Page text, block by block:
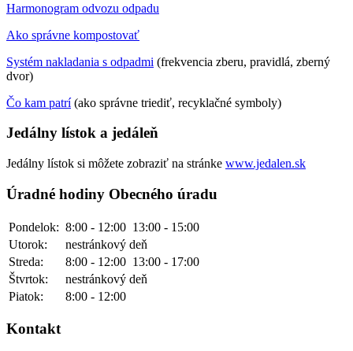
Harmonogram odvozu odpadu
Ako správne kompostovať
Systém nakladania s odpadmi (frekvencia zberu, pravidlá, zberný
dvor)
Čo kam patrí(ako správne triediť, recyklačné symboly)
Jedálny lístok a jedáleň
Jedálny lístok si môžete zobraziť na stránke www.jedalen.sk
Úradné hodiny Obecného úradu
Pondelok: 8:00 - 12:00 13:00 - 15:00
Utorok:
nestránkový deň
Streda:
8:00 - 12:00 13:00 - 17:00
Štvrtok:
nestránkový deň
Piatok:
8:00 - 12:00
Kontakt